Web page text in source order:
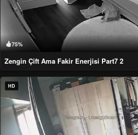
75%
Zengin Çift Ama Fakir Enerjisi Part7 2
HD